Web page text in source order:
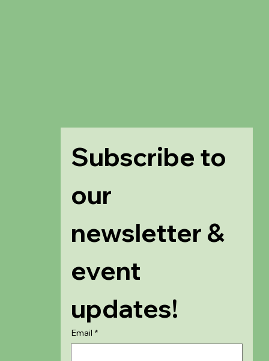
Subscribe to
our
newsletter &
event
updates!
Email *